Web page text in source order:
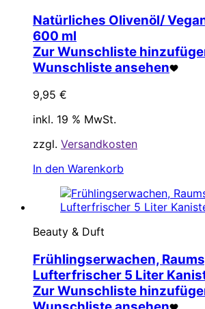
Natürliches Olivenöl/
600 ml
Zur Wunschliste
Wunschliste ansehen
9,95 €
inkl. 19 % MwSt.
zzgl. Versandkosten
In den Warenkorb
Beauty & Duft
Frühlingserwachen,
Lufterfrischer 5 Liter
Zur Wunschliste